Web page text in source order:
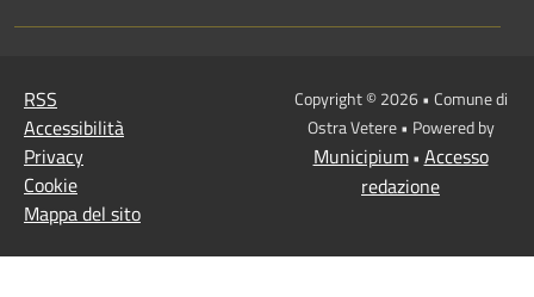
RSS
Accessibilità
Privacy
Cookie
Mappa del sito
Copyright © 2026 • Comune di
Ostra Vetere • Powered by
Municipium• Accesso
redazione